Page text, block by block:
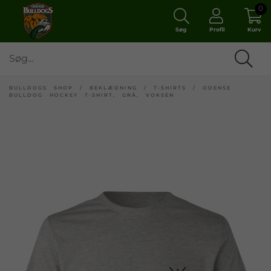
Søg Profil Kurv
0
BULLDOGS SHOP / BEKLÆDNING / T-SHIRTS / ODENSE
BULLDOG HOCKEY T-SHIRT, GRÅ, VOKSEN